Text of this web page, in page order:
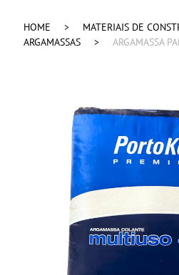
HOME
MATERIAIS DE
ARGAMASSAS
ARGAMASSA